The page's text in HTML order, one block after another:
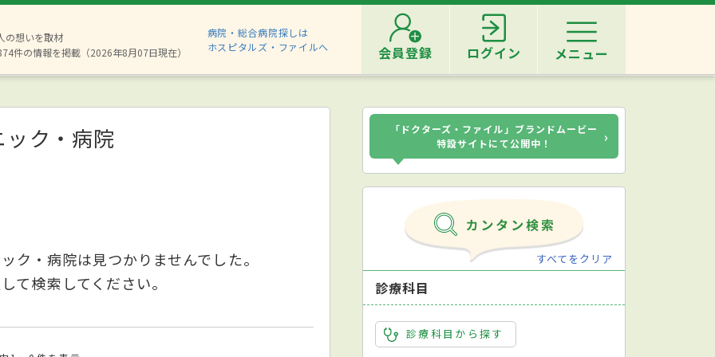
の想いを取材
件の情報を掲載（2026年8月07日現在）
病院・総合病院探しは
ホスピタルズ・ファイルへ
会員登録 ログイン メニュー
ク・病院
ク・病院は見つかりませんでした。
て検索してください。
「ドクターズ・ファイル」ブランドムービー
特設サイトにて公開中！
›
すべてをクリア
診療科目
診療科目から探す